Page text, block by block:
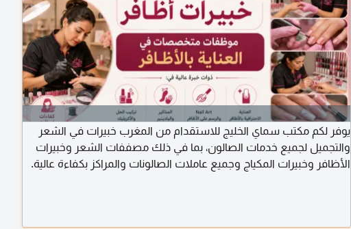
يوفر لكم مكتب سماي الخليج للاستقدام من المغرب خبيرات في الشعر
والتجميل لجميع خدمات الصالون، بما في ذلك مصففات الشعر وخبيرات
الأظافر وخبيرات المكياج وجميع عاملات الصالونات والمراكز بكفاءة عالية.